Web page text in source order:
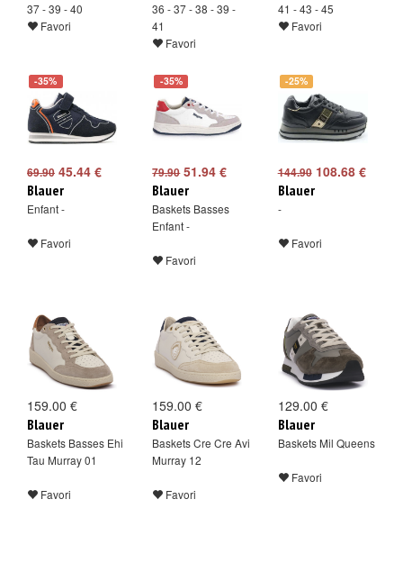
37 - 39 - 40
Favori
36 - 37 - 38 - 39 -
41
Favori
41 - 43 - 45
Favori
-35%
69.90 45.44 €
Blauer
Enfant -
Favori
-35%
79.9051.94 €
Blauer
Baskets Basses
Enfant -
Favori
-25%
144.90108.68 €
Blauer
-
Favori
159.00 €
Blauer
Baskets Basses Ehi
Tau Murray 01
Favori
159.00 €
Blauer
Baskets Cre Cre Avi
Murray 12
Favori
129.00 €
Blauer
Baskets Mil Queens
Favori